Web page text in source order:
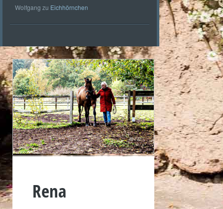
Wolfgang zu Eichhörnchen
Rena